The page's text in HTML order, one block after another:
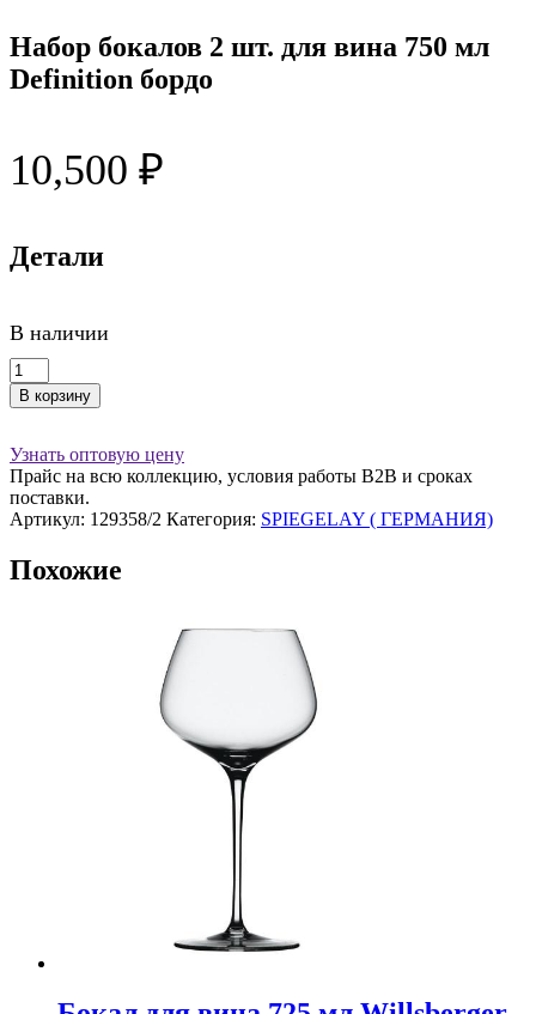
Набор бокалов 2 шт. для вина 750 мл
Definition бордо
10,500 ₽
Детали
В наличии
Количество
товара
Набор
2
шт.
для
вина
мл
Definition
В корзину
Узнать оптовую цену
Прайс на всю коллекцию, условия работы В2В и сроках
поставки.
Артикул: 129358/2 Категория: SPIEGELAY ( ГЕРМАНИЯ)
Похожие